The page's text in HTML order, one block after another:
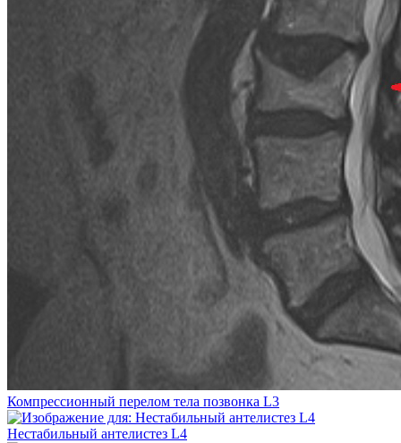
Компрессионный перелом тела позвонка L3
Нестабильный антелистез L4